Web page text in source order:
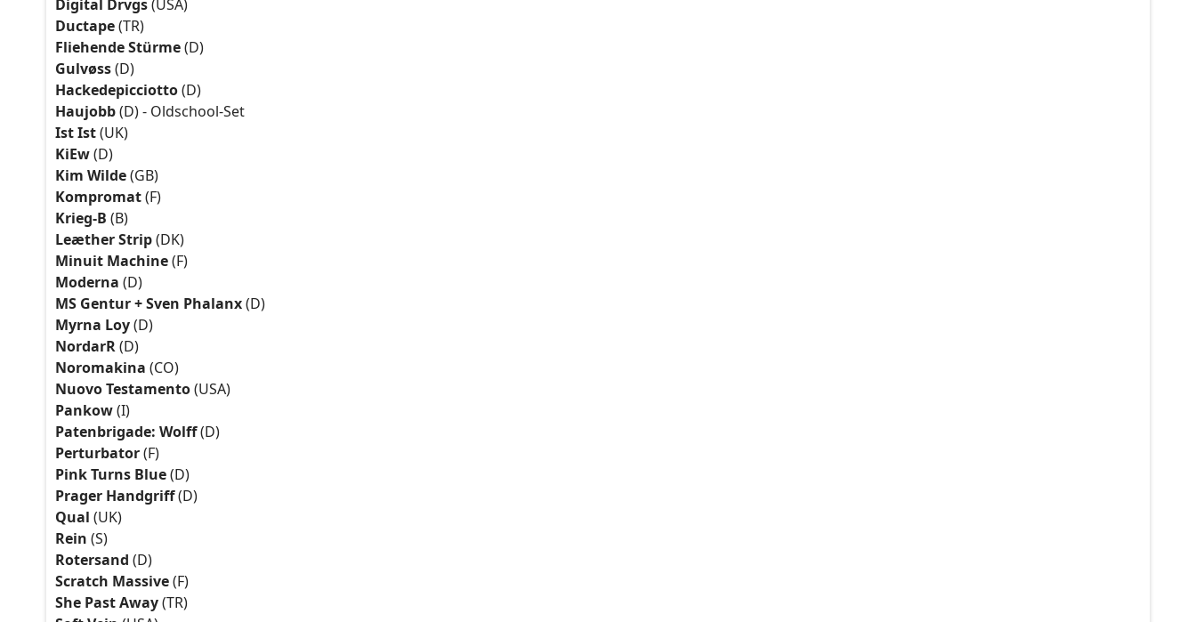
Digital Drvgs(USA)
Ductape(TR)
Fliehende Stürme(D)
Gulvøss(D)
Hackedepicciotto(D)
Haujobb(D) - Oldschool-Set
Ist Ist(UK)
KiEw(D)
Kim Wilde(GB)
Kompromat(F)
Krieg-B (B)
Leæther Strip(DK)
Minuit Machine(F)
Moderna (D)
MS Gentur + Sven Phalanx(D)
Myrna Loy(D)
NordarR(D)
Noromakina (CO)
Nuovo Testamento(USA)
Pankow(I)
Patenbrigade: Wolff(D)
Perturbator(F)
Pink Turns Blue(D)
Prager Handgriff(D)
Qual (UK)
Rein (S)
Rotersand (D)
Scratch Massive(F)
She Past Away(TR)